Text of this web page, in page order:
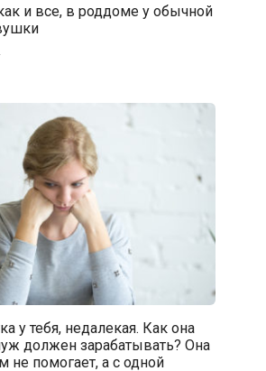
и все, в роддоме у обычной
у тебя, недалекая. Как она
должен зарабатывать? Она
не помогает, а с одной